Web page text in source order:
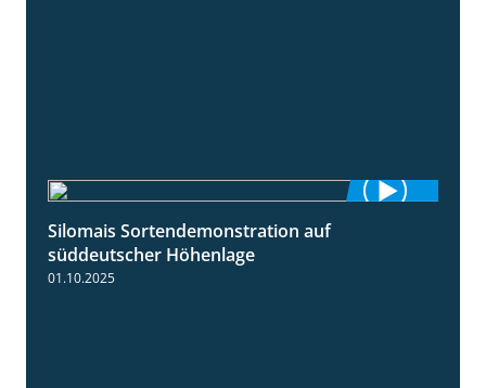
Silomais Sortendemonstration auf
süddeutscher Höhenlage
01.10.2025